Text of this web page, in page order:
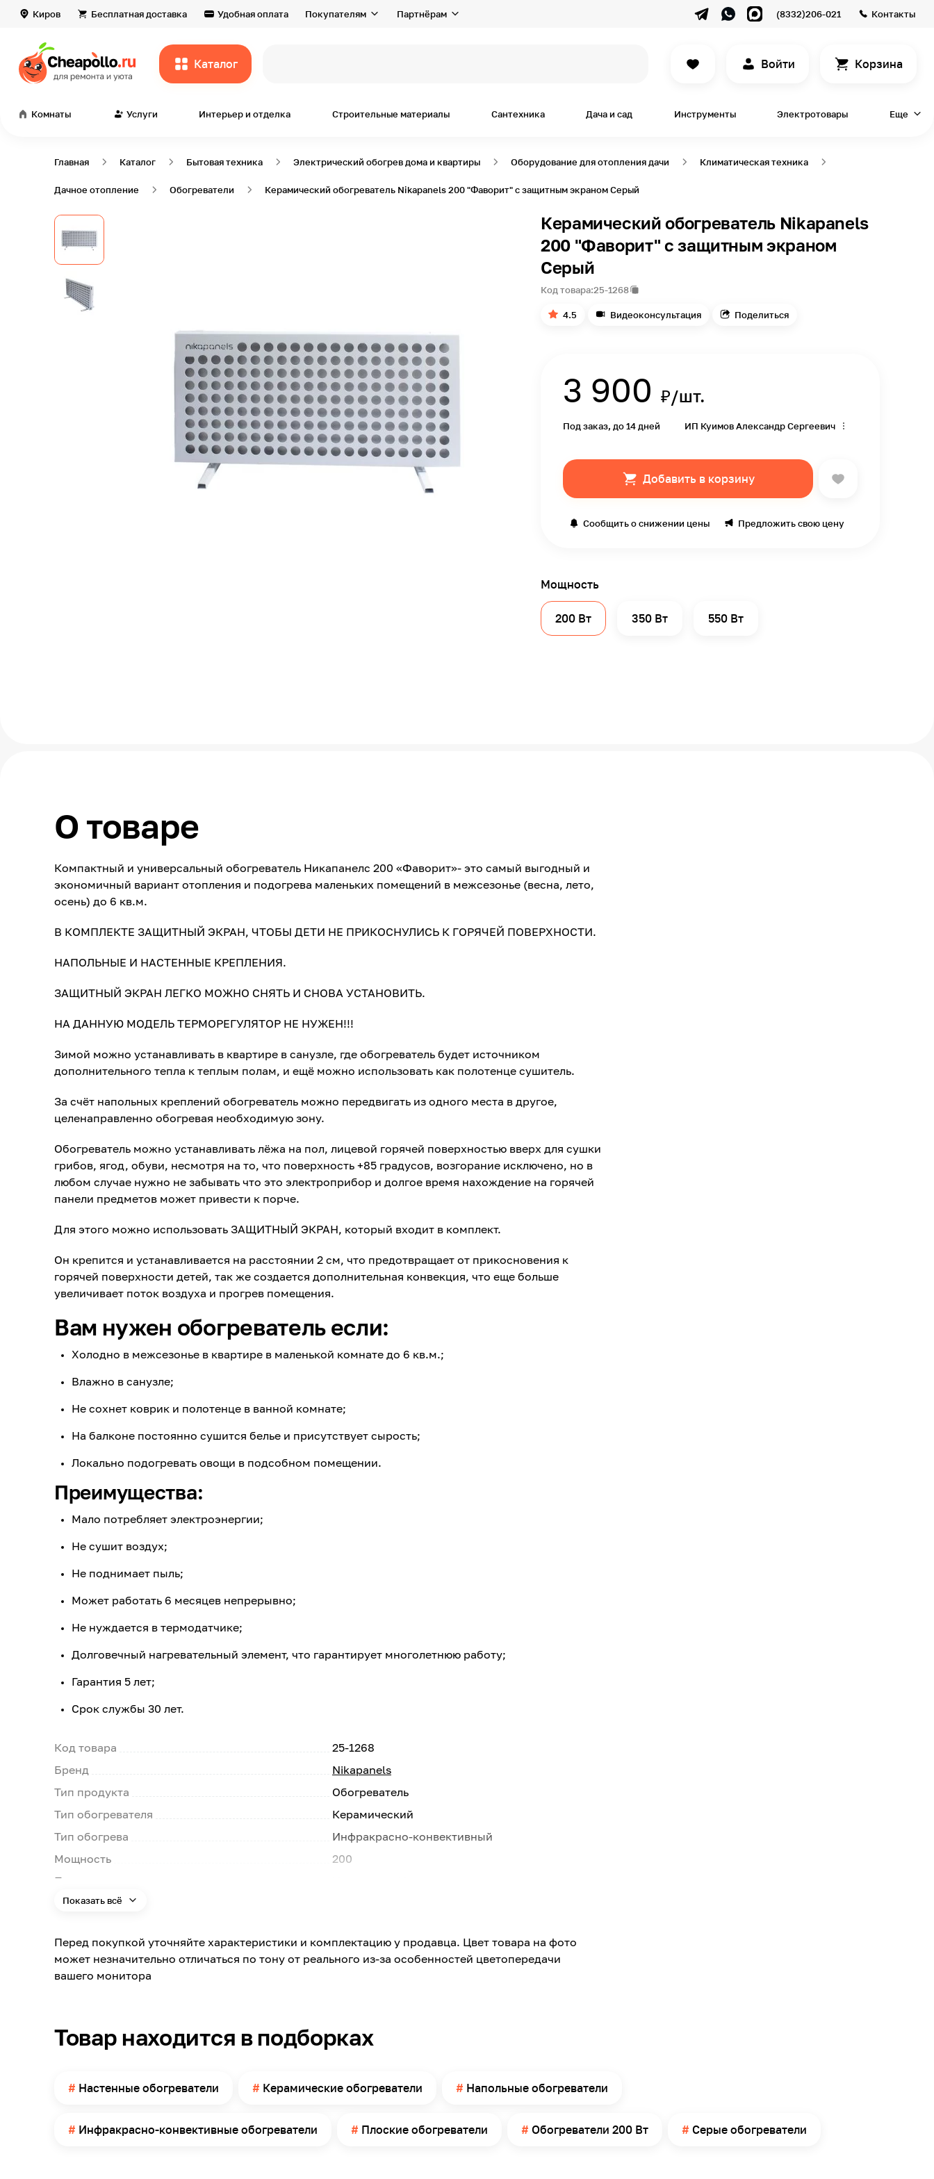
Киров Бесплатная доставка Удобная оплата Покупателям Партнёрам (8332)206-021 Контакты
Каталог Войти Корзина
Комнаты Услуги Интерьер и отделка Строительные материалы Сантехника Дача и сад Инструменты Электротовары Еще
Главная Каталог Бытовая техника Электрический обогрев дома и квартиры Оборудование для отопления дачи Климатическая техника
Дачное отопление Обогреватели Керамический обогреватель Nikapanels 200 "Фаворит" c защитным экраном Серый
Керамический обогреватель Nikapanels
200 "Фаворит" c защитным экраном
Серый
Код товара:25-1268
4.5 Видеоконсультация Поделиться
3 900 ₽/шт.
Под заказ, до 14 дней ИП Куимов Александр Сергеевич
Добавить в корзину
Сообщить о снижении цены Предложить свою цену
Мощность
200 Вт 350 Вт 550 Вт
О товаре
Компактный и универсальный обогреватель Никапанелс 200 «Фаворит»- это самый выгодный и
экономичный вариант отопления и подогрева маленьких помещений в межсезонье (весна, лето,
осень) до 6 кв.м.
В КОМПЛЕКТЕ ЗАЩИТНЫЙ ЭКРАН, ЧТОБЫ ДЕТИ НЕ ПРИКОСНУЛИСЬ К ГОРЯЧЕЙ ПОВЕРХНОСТИ.
НАПОЛЬНЫЕ И НАСТЕННЫЕ КРЕПЛЕНИЯ.
ЗАЩИТНЫЙ ЭКРАН ЛЕГКО МОЖНО СНЯТЬ И СНОВА УСТАНОВИТЬ.
НА ДАННУЮ МОДЕЛЬ ТЕРМОРЕГУЛЯТОР НЕ НУЖЕН!!!
Зимой можно устанавливать в квартире в санузле, где обогреватель будет источником
дополнительного тепла к теплым полам, и ещё можно использовать как полотенце сушитель.
За счёт напольных креплений обогреватель можно передвигать из одного места в другое,
целенаправленно обогревая необходимую зону.
Обогреватель можно устанавливать лёжа на пол, лицевой горячей поверхностью вверх для сушки
грибов, ягод, обуви, несмотря на то, что поверхность +85 градусов, возгорание исключено, но в
любом случае нужно не забывать что это электроприбор и долгое время нахождение на горячей
панели предметов может привести к порче.
Для этого можно использовать ЗАЩИТНЫЙ ЭКРАН, который входит в комплект.
Он крепится и устанавливается на расстоянии 2 см, что предотвращает от прикосновения к
горячей поверхности детей, так же создается дополнительная конвекция, что еще больше
увеличивает поток воздуха и прогрев помещения.
Вам нужен обогреватель если:
Холодно в межсезонье в квартире в маленькой комнате до 6 кв.м.;
Влажно в санузле;
Не сохнет коврик и полотенце в ванной комнате;
На балконе постоянно сушится белье и присутствует сырость;
Локально подогревать овощи в подсобном помещении.
Преимущества:
Мало потребляет электроэнергии;
Не сушит воздух;
Не поднимает пыль;
Может работать 6 месяцев непрерывно;
Не нуждается в термодатчике;
Долговечный нагревательный элемент, что гарантирует многолетнюю работу;
Гарантия 5 лет;
Срок службы 30 лет.
Код товара
25-1268
Бренд
Nikapanels
Тип продукта
Обогреватель
Тип обогревателя
Керамический
Тип обогрева
Инфракрасно-конвективный
Мощность
200
Поверхность размещения
Рекомендуемая площадь помещения до
Тип нагревательного элемента
Керамический
Вид управления
Механическое
Тип выключения
Механический
Цвет
Серый
Показать всё
Перед покупкой уточняйте характеристики и комплектацию у продавца. Цвет товара на фото
может незначительно отличаться по тону от реального из-за особенностей цветопередачи
вашего монитора
Товар находится в подборках
Настенные обогреватели Керамические обогреватели Напольные обогреватели
Инфракрасно-конвективные обогреватели Плоские обогреватели Обогреватели 200 Вт Серые обогреватели